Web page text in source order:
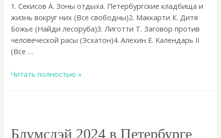
1. Секисов А. Зоны отдыха. Петербургские кладбища и
жизнь вокруг них (Все свободны)2. Маккарти К. Дитя
Божье (Найди лесоруба)3. Лиготти Т. Заговор против
человеческой расы (Эсхатон)4. Алехин Е. Календарь II
(Все …
Топ
Читать полностью »
Блумсдэй 2024 в Петербурге